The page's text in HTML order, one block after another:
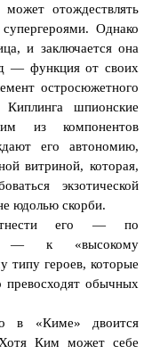
отождествлять
Однако
и заключается она
— функция от своих
остросюжетного
шпионские
из компонентов
его автономию,
витриной, которая,
экзотической
юдолью скорби.
его — по
к «высокому
типу героев, которые
превосходят обычных
в «Киме» двоится
Ким может себе